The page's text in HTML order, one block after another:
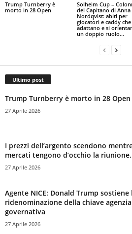
Trump Turnberry è
morto in 28 Open
Solheim Cup –
del Capitano di Anna
Nordqvist: abiti per
giocatori e caddy che
adattano e si
un doppio ruolo...
Ultimo post
Trump Turnberry è morto in 28 Open
27 Aprile 2026
I prezzi dell’argento scendono
mercati tengono d’occhio la
27 Aprile 2026
Agente NICE: Donald Trump sostiene
ridenominazione della chiave agenzia
governativa
27 Aprile 2026